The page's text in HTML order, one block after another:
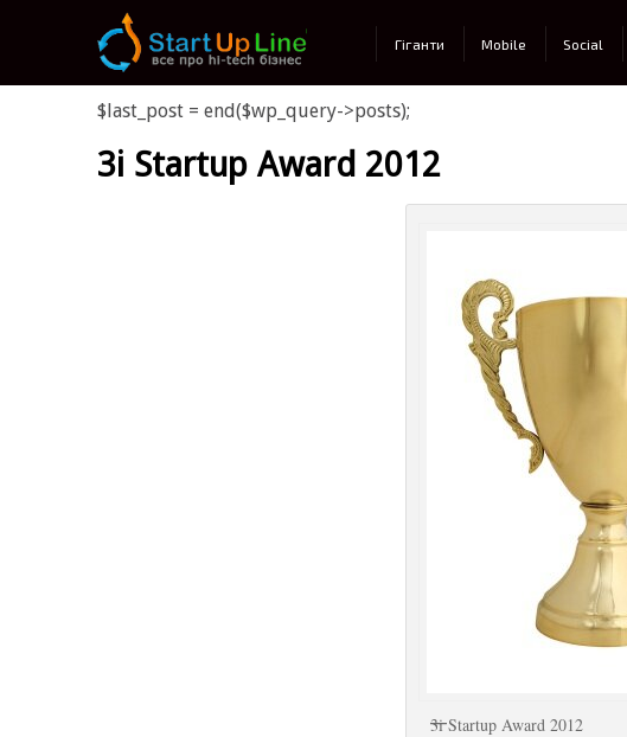
Main menu Гіганти Mobile Social
$last_post = end($wp_query->posts);
3i Startup Award 2012
3i Startup Award 2012